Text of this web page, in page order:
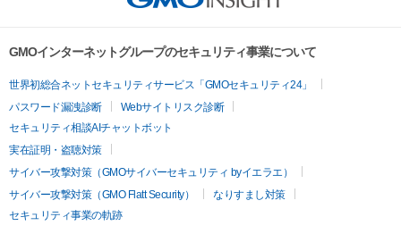
GMOインターネットグループのセキュリティ事業について
世界初総合ネットセキュリティサービス「GMOセキュリティ24」
パスワード漏洩診断
Webサイトリスク診断
セキュリティ相談AIチャットボット
実在証明・盗聴対策
サイバー攻撃対策（GMOサイバーセキュリティ byイエラエ）
サイバー攻撃対策（GMO Flatt Security）
なりすまし対策
セキュリティ事業の軌跡